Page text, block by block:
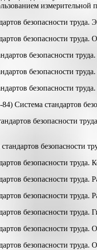
измерительной
безопасности труда.
безопасности труда.
безопасности
безопасности
безопасности
Система стандартов
безопасности
безопасности
безопасности труда.
безопасности
безопасности труда.
безопасности
безопасности
безопасности труда.